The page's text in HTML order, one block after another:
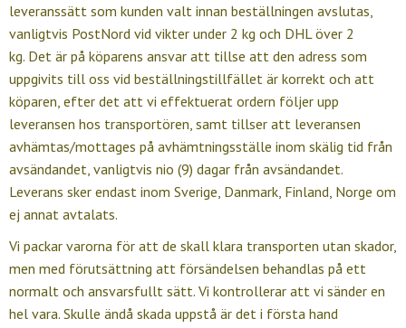
leveranssätt som kunden valt innan beställningen avslutas,
vanligtvis PostNord vid vikter under 2 kg och DHL över 2
kg. Det är på köparens ansvar att tillse att den adress som
uppgivits till oss vid beställningstillfället är korrekt och att
köparen, efter det att vi effektuerat ordern följer upp
leveransen hos transportören, samt tillser att leveransen
avhämtas/mottages på avhämtningsställe inom skälig tid från
avsändandet, vanligtvis nio (9) dagar från avsändandet.
Leverans sker endast inom Sverige, Danmark, Finland, Norge om
ej annat avtalats.
Vi packar varorna för att de skall klara transporten utan skador,
men med förutsättning att försändelsen behandlas på ett
normalt och ansvarsfullt sätt. Vi kontrollerar att vi sänder en
hel vara. Skulle ändå skada uppstå är det i första hand